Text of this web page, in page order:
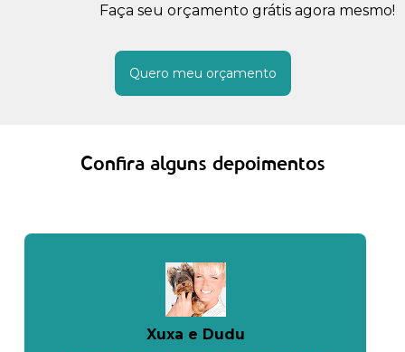
Faça seu orçamento grátis agora mesmo!
Quero meu orçamento
Confira alguns depoimentos
Xuxa e Dudu